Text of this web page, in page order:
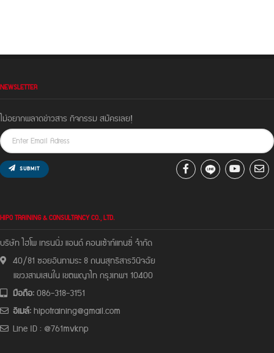
NEWSLETTER
ไม่อยากพลาดข่าวสาร กิจกรรม สมัครเลย!
SUBMIT
HIPO TRAINING & CONSULTANCY CO., LTD.
บริษัท ไฮโพ เทรนนิ่ง แอนด์ คอนเซ้าท์แทนซี่ จํากัด
40/81 ซอยอินทามระ 8 ถนนสุทธิสารวินิจฉัย
แขวงสามเสนใน เขตพญาไท กรุงเทพฯ 10400
มือถือ:086-318-3151
อีเมล์:hipotraining@gmail.com
Line ID : @761mvknp